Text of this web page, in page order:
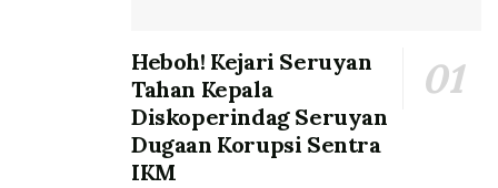
Heboh! Kejari Seruyan
Tahan Kepala
Diskoperindag Seruyan
Dugaan Korupsi Sentra
IKM